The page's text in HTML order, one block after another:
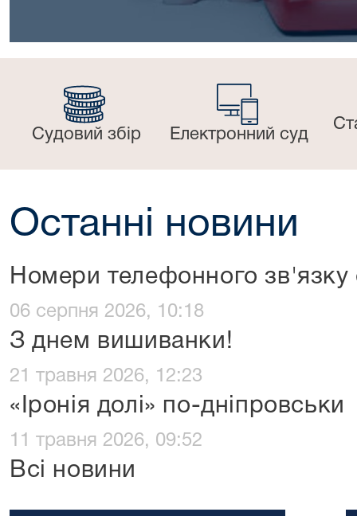
Судовий збір Електронний суд
Останні новини
Номери телефонного зв'язку
06 серпня 2026, 10:18
З днем вишиванки!
21 травня 2026, 12:23
«Іронія долі» по-дніпровськи
11 травня 2026, 09:52
Всі новини